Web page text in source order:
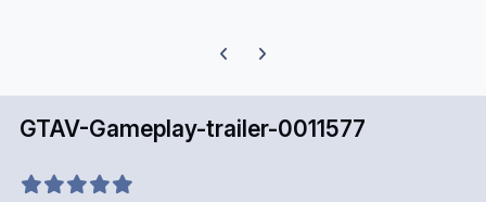
Previous carousel slide
Next carousel slide
GTAV-Gameplay-trailer-0011577